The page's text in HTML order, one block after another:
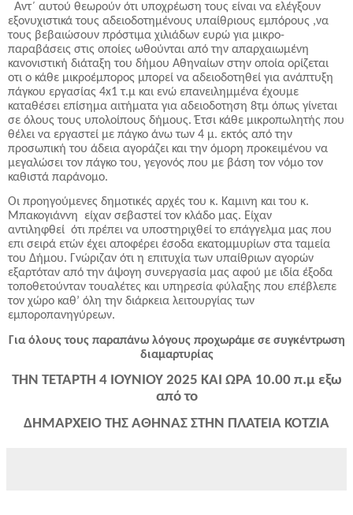
Αντ΄ αυτού θεωρούν ότι υποχρέωση τους είναι να ελέγξουν
εξονυχιστικά τους αδειοδοτημένους υπαίθριους εμπόρους ,να
τους βεβαιώσουν πρόστιμα χιλιάδων ευρώ για μικρο-
παραβάσεις στις οποίες ωθούνται από την απαρχαιωμένη
κανονιστική διάταξη του δήμου Αθηναίων στην οποία ορίζεται
οτι ο κάθε μικροέμπορος μπορεί να αδειοδοτηθεί για ανάπτυξη
πάγκου εργασίας 4x1 τ.μ και ενώ επανειλημμένα έχουμε
καταθέσει επίσημα αιτήματα για αδειοδοτηση 8τμ όπως γίνεται
σε όλους τους υπολοίπους δήμους. Έτσι κάθε μικροπωλητής που
θέλει να εργαστεί με πάγκο άνω των 4 μ. εκτός από την
προσωπική του άδεια αγοράζει και την όμορη προκειμένου να
μεγαλώσει τον πάγκο του, γεγονός που με βάση τον νόμο τον
καθιστά παράνομο.
Οι προηγούμενες δημοτικές αρχές του κ. Καμινη και του κ.
Μπακογιάννη είχαν σεβαστεί τον κλάδο μας. Είχαν
αντιληφθεί ότι πρέπει να υποστηριχθεί το επάγγελμα μας που
επι σειρά ετών έχει αποφέρει έσοδα εκατομμυρίων στα ταμεία
του Δήμου. Γνώριζαν ότι η επιτυχία των υπαίθριων αγορών
εξαρτόταν από την άψογη συνεργασία μας αφού με ιδία έξοδα
τοποθετούνταν τουαλέτες και υπηρεσία φύλαξης που επέβλεπε
τον χώρο καθ’ όλη την διάρκεια λειτουργίας των
εμποροπανηγύρεων.
Για όλους τους παραπάνω λόγους προχωράμε σε συγκέντρωση
διαμαρτυρίας
ΤΗΝ ΤΕΤΑΡΤΗ 4 ΙΟΥΝΙΟΥ 2025 ΚΑΙ ΩΡΑ 10.00 π.μ εξω
από το
ΔΗΜΑΡΧΕΙΟ ΤΗΣ ΑΘΗΝΑΣ ΣΤΗΝ ΠΛΑΤΕΙΑ ΚΟΤΖΙΑ